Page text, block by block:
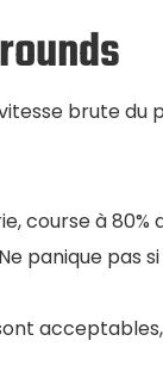
brute du
course à 80%
panique pas